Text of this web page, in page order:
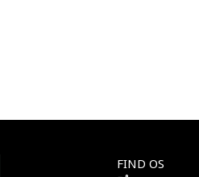
FIND OS